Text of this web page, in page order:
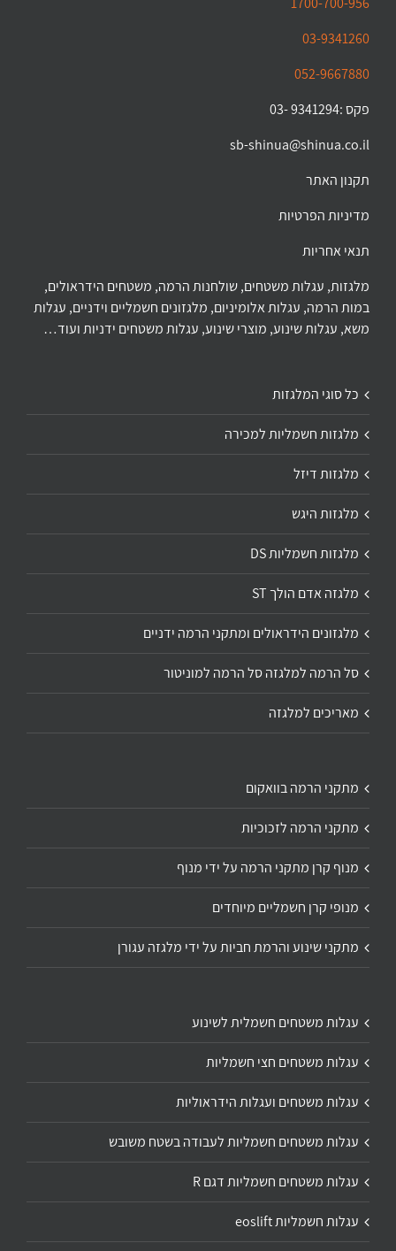
03-9341260
052-9667880
פקס :9341294 -03
sb-shinua@shinua.co.il
תקנון האתר
מדיניות הפרטיות
תנאי אחריות
מלגזות, עגלות משטחים, שולחנות הרמה, משטחים הידראולים,
במות הרמה, עגלות אלומיניום, מלגזונים חשמליים וידניים, עגלות
משא, עגלות שינוע, מוצרי שינוע, עגלות משטחים ידניות ועוד…
כל סוגי המלגזות
מלגזות חשמליות למכירה
מלגזות דיזל
מלגזות היגש
מלגזות חשמליות DS
מלגזה אדם הולך ST
מלגזונים הידראולים ומתקני הרמה ידניים
סל הרמה למלגזה סל הרמה למוניטור
מאריכים למלגזה
מתקני הרמה בוואקום
מתקני הרמה לזכוכיות
מנוף קרן מתקני הרמה על ידי מנוף
מנופי קרן חשמליים מיוחדים
מתקני שינוע והרמת חביות על ידי מלגזה עגורן
עגלות משטחים חשמלית לשינוע
עגלות משטחים חצי חשמליות
עגלות משטחים ועגלות הידראוליות
עגלות משטחים חשמליות לעבודה בשטח משובש
עגלות משטחים חשמליות דגם R
עגלות חשמליות eoslift